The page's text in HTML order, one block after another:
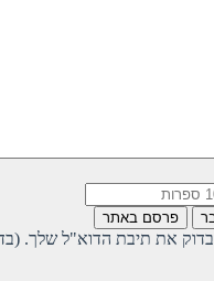
פרסם באתר
את תיבת הדוא"ל שלך.